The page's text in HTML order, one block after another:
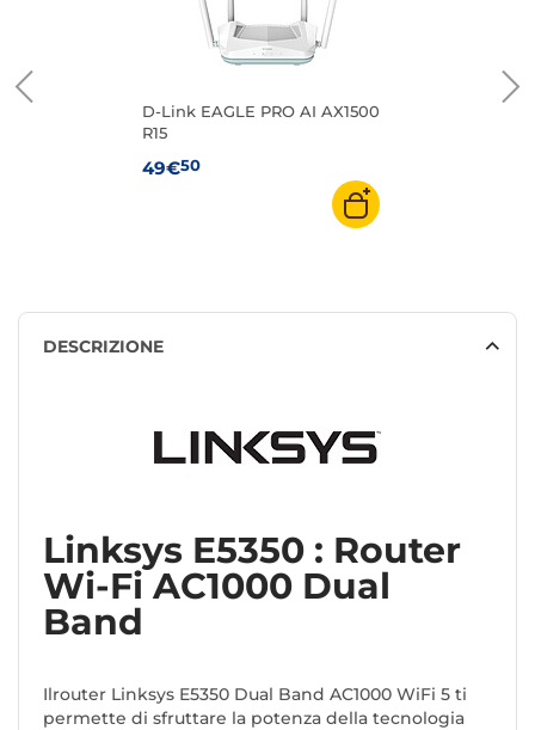
D-Link EAGLE PRO AI AX1500
R15
49€50
DESCRIZIONE
Linksys E5350 : Router
Wi-Fi AC1000 Dual
Band
Ilrouter Linksys E5350 Dual Band AC1000 WiFi 5 ti
permette di sfruttare la potenza della tecnologia